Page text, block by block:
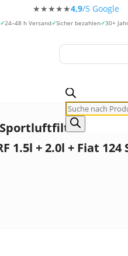
★★★★★4,9/5 Google
24–48 h Versand Sicher bezahlen 30+
Products
search
Sportluftfilter für
1.5l + 2.0l + Fiat 124